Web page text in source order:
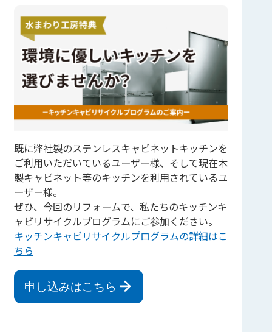
既に弊社製のステンレスキャビネットキッチンを
ご利用いただいているユーザー様、そして現在木
製キャビネット等のキッチンを利用されているユ
ーザー様。
ぜひ、今回のリフォームで、私たちのキッチンキ
ャビリサイクルプログラムにご参加ください。
キッチンキャビリサイクルプログラムの詳細はこ
ちら
申し込みはこちら